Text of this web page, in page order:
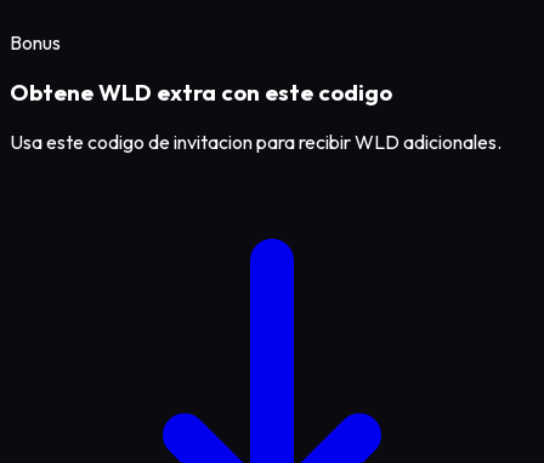
Bonus
Obtene WLD extra con este codigo
Usa este codigo de invitacion para recibir WLD adicionales.